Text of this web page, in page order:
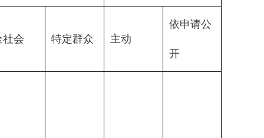
社会 特定群众 主动
依申请公
开